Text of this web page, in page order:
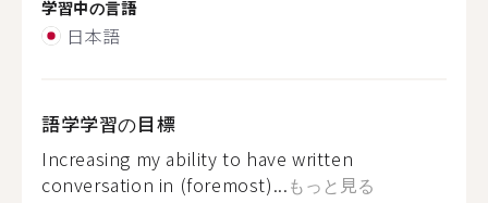
学習中の言語
日本語
語学学習の目標
Increasing my ability to have written
conversation in (foremost)...もっと見る